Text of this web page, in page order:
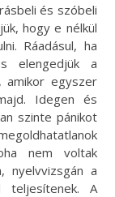
és szóbeli
hogy e nélkül
Ráadásul, ha
elengedjük a
amikor egyszer
Idegen és
szinte pánikot
nem voltak
nyelvvizsgán a
teljesítenek. A